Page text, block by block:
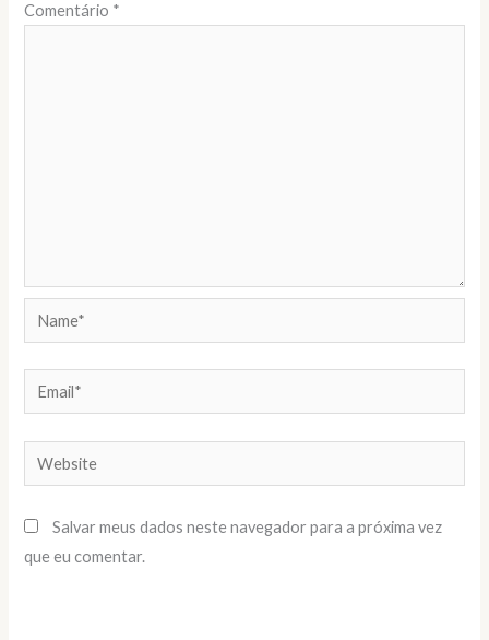
Comentário *
Name*
Email*
Website
Salvar meus dados neste navegador para a próxima vez
que eu comentar.